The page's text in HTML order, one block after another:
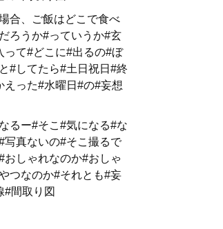
合、ご飯はどこで食べ
ろうか#っていうか#玄
って#どこに#出るの#ぼ
#してたら#土日祝日#終
えった#水曜日#の#妄想
るー#そこ#気になる#な
写真ないの#そこ撮るで
おしゃれなのか#おしゃ
つなのか#それとも#妄
#間取り図